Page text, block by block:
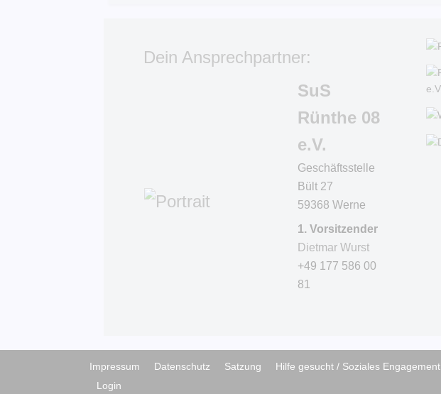
Dein Ansprechpartner:
SuS
Rünthe 08
e.V.
Geschäftsstelle
Bült 27
59368 Werne
1. Vorsitzender
Dietmar Wurst
+49 177 586 00
81
Impressum Datenschutz Satzung
Hilfe gesucht / Soziales Engagement
Login